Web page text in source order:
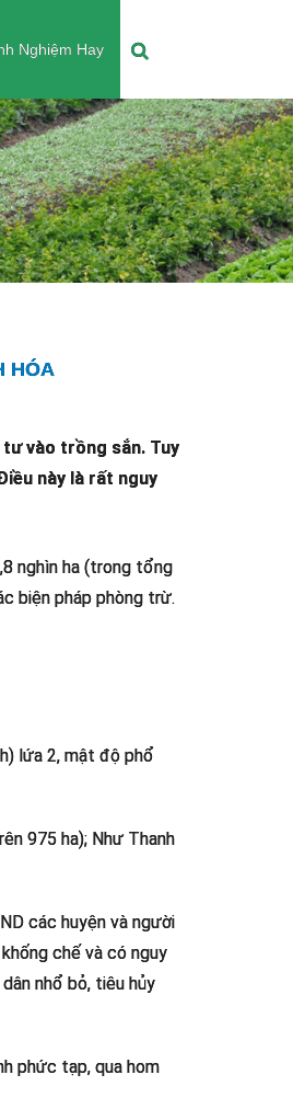
Nghiệm Hay
HÓA
vào trồng sắn. Tuy
này là rất nguy
nghìn ha (trong tổng
biện pháp phòng trừ.
lứa 2, mật độ phổ
975 ha); Như Thanh
các huyện và người
chế và có nguy
nhổ bỏ, tiêu hủy
phức tạp, qua hom